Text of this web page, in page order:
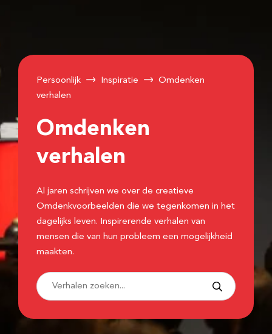
Persoonlijk Inspiratie
Omdenken
verhalen
Omdenken
verhalen
Al jaren schrijven we over de creatieve
Omdenkvoorbeelden die we tegenkomen in het
dagelijks leven. Inspirerende verhalen van
mensen die van hun probleem een mogelijkheid
maakten.